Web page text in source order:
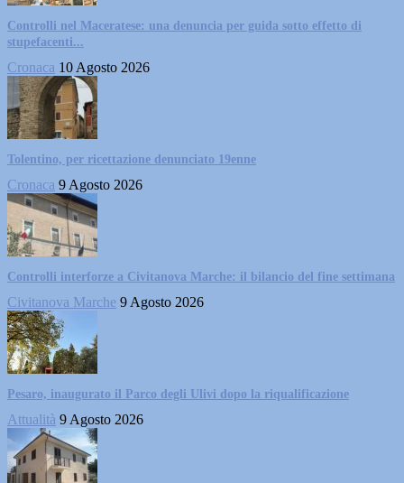
Controlli nel Maceratese: una denuncia per guida sotto effetto di
stupefacenti...
Cronaca 10 Agosto 2026
Tolentino, per ricettazione denunciato 19enne
Cronaca 9 Agosto 2026
Controlli interforze a Civitanova Marche: il bilancio del fine settimana
Civitanova Marche 9 Agosto 2026
Pesaro, inaugurato il Parco degli Ulivi dopo la riqualificazione
Attualità 9 Agosto 2026